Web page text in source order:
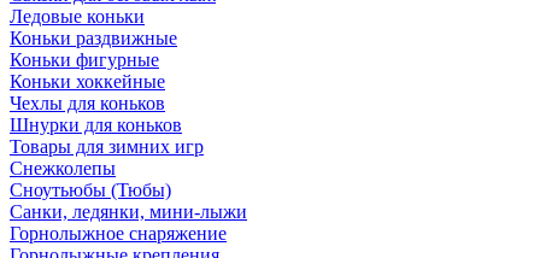
Ледовые коньки
Коньки раздвижные
Коньки фигурные
Коньки хоккейные
Чехлы для коньков
Шнурки для коньков
Товары для зимних игр
Снежколепы
Сноутьюбы (Тюбы)
Санки, ледянки, мини-лыжи
Горнолыжное снаряжение